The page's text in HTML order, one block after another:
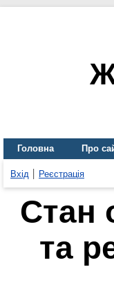
Головна Про
Вхід Реєстрація
Стан
та